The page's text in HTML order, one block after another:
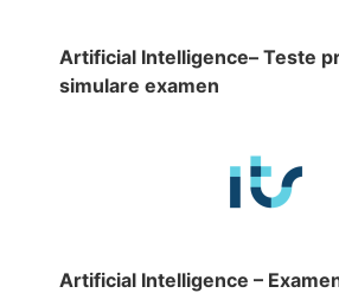
Artificial Intelligence– Teste
simulare examen
Artificial Intelligence –